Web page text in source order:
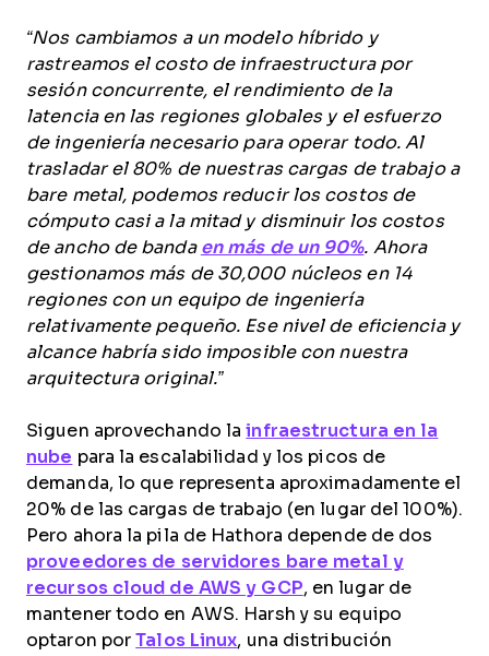
“Nos cambiamos a un modelo híbrido y
rastreamos el costo de infraestructura por
sesión concurrente, el rendimiento de la
latencia en las regiones globales y el esfuerzo
de ingeniería necesario para operar todo. Al
trasladar el 80% de nuestras cargas de trabajo a
bare metal, podemos reducir los costos de
cómputo casi a la mitad y disminuir los costos
de ancho de banda en más de un 90%. Ahora
gestionamos más de 30,000 núcleos en 14
regiones con un equipo de ingeniería
relativamente pequeño. Ese nivel de eficiencia y
alcance habría sido imposible con nuestra
arquitectura original.”
Siguen aprovechando lainfraestructura en la
nube para la escalabilidad y los picos de
demanda, lo que representa aproximadamente el
20% de las cargas de trabajo (en lugar del 100%).
Pero ahora la pila de Hathora depende de dos
proveedores de servidores bare metal y
recursos cloud de AWS y GCP, en lugar de
mantener todo en AWS. Harsh y su equipo
optaron porTalos Linux, una distribución